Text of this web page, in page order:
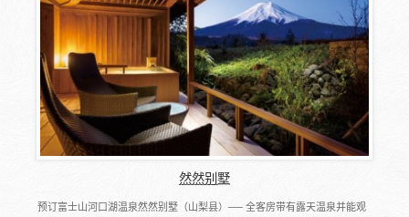
然然别墅
预订富士山河口湖温泉然然别墅（山梨县）── 全客房带有露天温泉并能观